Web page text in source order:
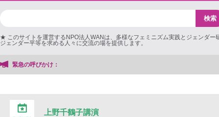
★ このサイトを運営するNPO法人WANは、多様なフェミニズム実践とジェンダー
ジェンダー平等を求める人々に交流の場を提供します。
緊急の呼びかけ：
上野千鶴子講演